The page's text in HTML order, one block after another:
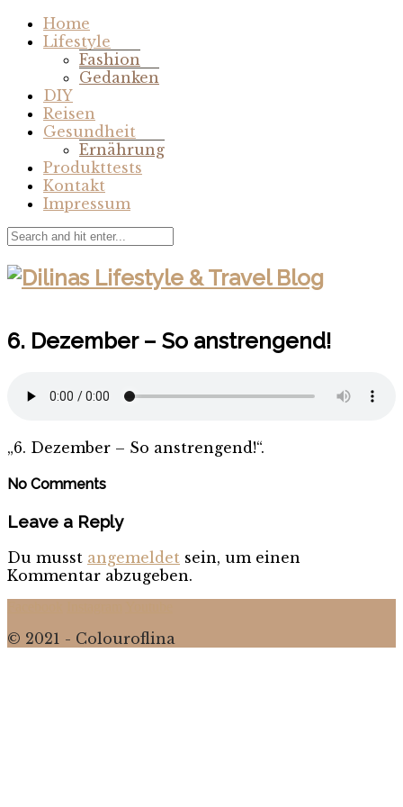
Home
Lifestyle
Fashion
Gedanken
DIY
Reisen
Gesundheit
Ernährung
Produkttests
Kontakt
Impressum
6. Dezember – So anstrengend!
„6. Dezember – So anstrengend!“.
No Comments
Leave a Reply
Du musst angemeldet sein, um einen
Kommentar abzugeben.
© 2021 - Colouroflina